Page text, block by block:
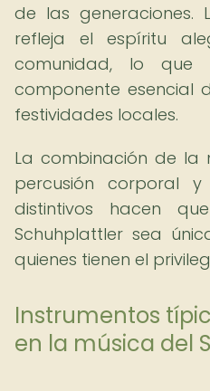
de las generaciones.
refleja el espíritu
comunidad, lo
componente esencial
festividades locales.
La combinación de la
percusión corporal
distintivos hacen
Schuhplattler sea
quienes tienen el
Instrumentos
en la música del